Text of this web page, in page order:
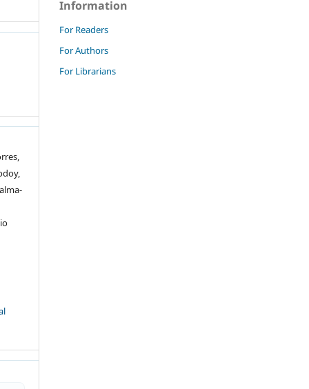
Information
For Readers
For Authors
For Librarians